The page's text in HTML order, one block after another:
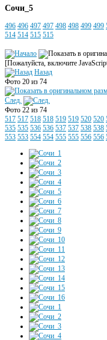
Сочи_5
496 496 497 497 498 498 499 499
514 514 515 515
[Пожалуйста, включите
Назад
Фото 20 из 74
След.
Фото 22 из 74
517 517 518 518 519 519 520 520
535 535 536 536 537 537 538 538
553 553 554 554 555 555 556 556